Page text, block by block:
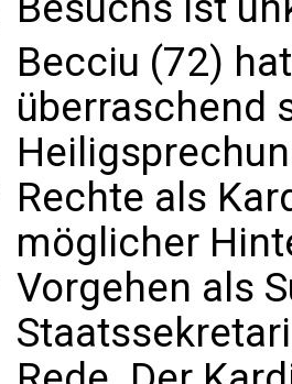
Becciu (72)
überraschend
Rechte als
möglicher
Vorgehen als